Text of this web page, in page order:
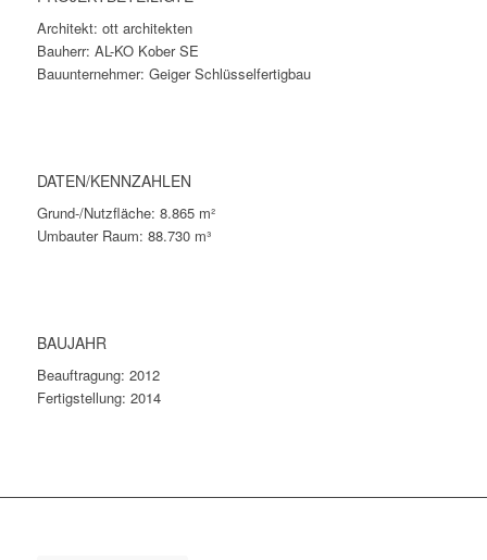
Architekt: ott architekten
Bauherr: AL-KO Kober SE
Bauunternehmer: Geiger Schlüsselfertigbau
DATEN/KENNZAHLEN
Grund-/Nutzfläche: 8.865 m²
Umbauter Raum: 88.730 m³
BAUJAHR
Beauftragung: 2012
Fertigstellung: 2014